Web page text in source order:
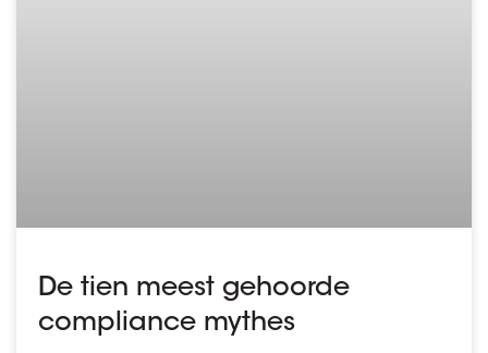
De tien meest gehoorde
compliance mythes